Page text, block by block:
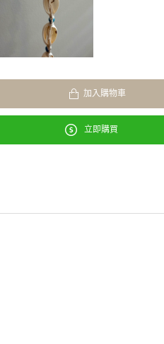
加入購物車
立即購買